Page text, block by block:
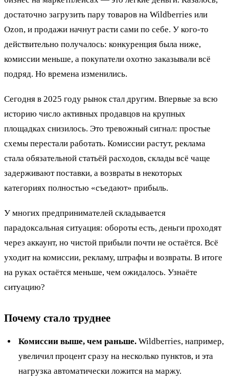
достаточно загрузить пару товаров на Wildberries или
Ozon, и продажи начнут расти сами по себе. У кого-то
действительно получалось: конкуренция была ниже,
комиссии меньше, а покупатели охотно заказывали всё
подряд. Но времена изменились.
Сегодня в 2025 году рынок стал другим. Впервые за всю
историю число активных продавцов на крупных
площадках снизилось. Это тревожный сигнал: простые
схемы перестали работать. Комиссии растут, реклама
стала обязательной статьёй расходов, склады всё чаще
задерживают поставки, а возвраты в некоторых
категориях полностью «съедают» прибыль.
У многих предпринимателей складывается
парадоксальная ситуация: обороты есть, деньги проходят
через аккаунт, но чистой прибыли почти не остаётся. Всё
уходит на комиссии, рекламу, штрафы и возвраты. В итоге
на руках остаётся меньше, чем ожидалось. Узнаёте
ситуацию?
Почему стало труднее
Комиссии выше, чем раньше. Wildberries, например,
увеличил процент сразу на несколько пунктов, и эта
нагрузка автоматически ложится на маржу.